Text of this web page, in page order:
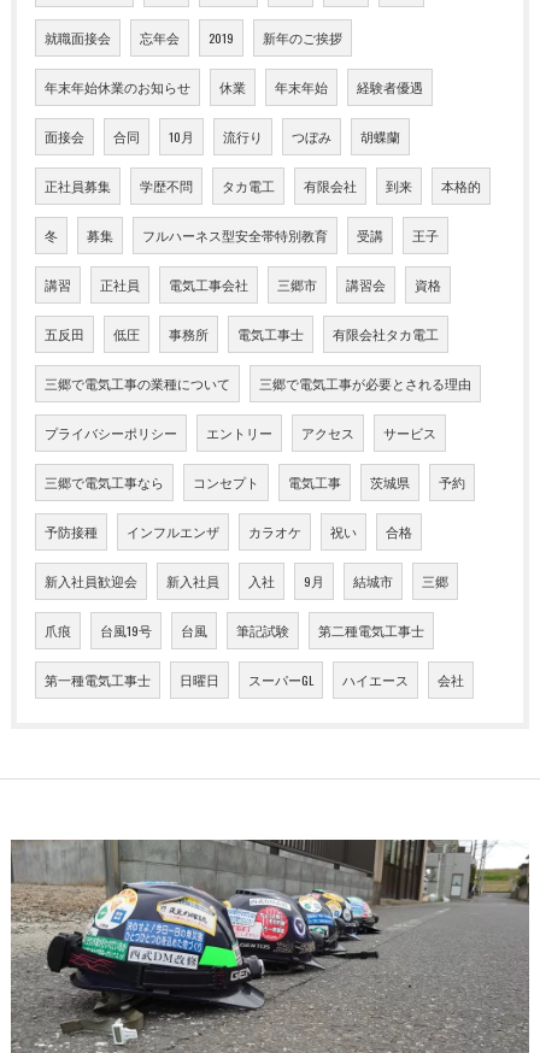
就職面接会 忘年会 2019 新年のご挨拶
年末年始休業のお知らせ 休業 年末年始 経験者優遇
面接会 合同 10月 流行り つぼみ 胡蝶蘭
正社員募集 学歴不問 タカ電工 有限会社 到来 本格的
冬 募集 フルハーネス型安全帯特別教育 受講 王子
講習 正社員 電気工事会社 三郷市 講習会 資格
五反田 低圧 事務所 電気工事士 有限会社タカ電工
三郷で電気工事の業種について 三郷で電気工事が必要とされる理由
プライバシーポリシー エントリー アクセス サービス
三郷で電気工事なら コンセプト 電気工事 茨城県 予約
予防接種 インフルエンザ カラオケ 祝い 合格
新入社員歓迎会 新入社員 入社 9月 結城市 三郷
爪痕 台風19号 台風 筆記試験 第二種電気工事士
第一種電気工事士 日曜日 スーパーGL ハイエース 会社